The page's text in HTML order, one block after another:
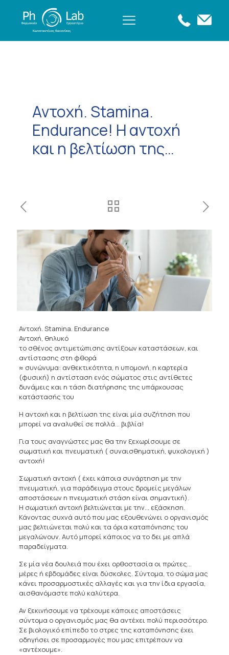
Αντοχή. Stamina.
Endurance! Η αντοχή
και η βελτίωση της…
Αντοχή. Stamina. Endurance
Αντοχή, θηλυκό
το σθένος αντιμετώπισης αντίξοων καταστάσεων, και
αντίστασης στη φθορά
≈ συνώνυμα: ανθεκτικότητα, η υπομονή, η καρτερία
(φυσική) η αντίσταση ενός σώματος στις αντίθετες
δυνάμεις και η τάση διατήρησης της υπάρχουσας
κατάστασής του
Η αντοχή και η βελτίωση της είναι μία συζήτηση που
μπορεί να αναλυθεί σε πολλά… βιβλία!
Για τους αναγνώστες μας θα την ξεχωρίσουμε σε
σωματική και πνευματική ( συναισθηματική, ψυχολογική )
αντοχή!
Σωματική αντοχή ( έχει κάποια συνάρτηση με την
πνευματική, για παράδειγμα στους δρομείς μεγάλων
αποστάσεων η πνευματική στάση είναι σημαντική).
Η σωματική αντοχή βελτιώνεται με την… εξάσκηση.
Κάνοντας συχνά αυτό που μας εξουθενώνει ο οργανισμός
μας βελτιώνεται πολύ και τα όρια καταπόνησης του
μεγαλώνουν. Αυτό μπορεί κάποιος να το δει με απλά
παραδείγματα.
Σε μία νέα δουλειά που έχει ορθοστασία οι πρώτες…
μέρες ή εβδομάδες είναι δύσκολες. Σύντομα, το σώμα μας
κάνει προσαρμοστικές αλλαγές και για την ίδια εργασία,
αισθανόμαστε πολύ καλύτερα.
Αν ξεκινήσουμε να τρέχουμε κάποιες αποστάσεις
σύντομα ο οργανισμός μας θα αντέχει πολύ περισσότερο.
Σε βιολογικό επίπεδο το στρες της καταπόνησης έχει
οδηγήσει σε προσαρμογές που μας επιτρέπουν να
«αντέχουμε».